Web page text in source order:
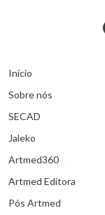
Início
Sobre nós
SECAD
Jaleko
Artmed360
Artmed Editora
Pós Artmed